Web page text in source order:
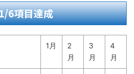
6項目達成
1月
2
月
3
月
4
月